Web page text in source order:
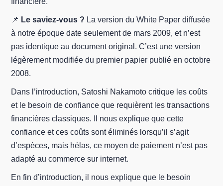
📌 Le saviez-vous ? La version du White Paper diffusée
à notre époque date seulement de mars 2009, et n’est
pas identique au document original. C’est une version
légèrement modifiée du premier papier publié en octobre
2008.
Dans l’introduction, Satoshi Nakamoto critique les coûts
et le besoin de confiance que requièrent les transactions
financières classiques. Il nous explique que cette
confiance et ces coûts sont éliminés lorsqu’il s’agit
d’espèces, mais hélas, ce moyen de paiement n’est pas
adapté au commerce sur internet.
En fin d’introduction, il nous explique que le besoin